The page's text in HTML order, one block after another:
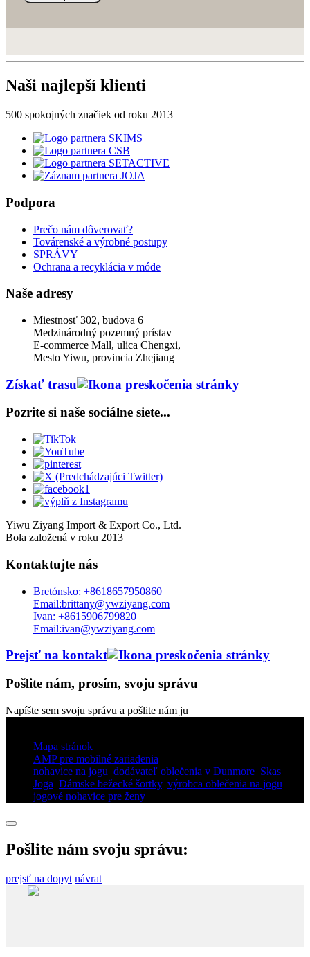
Naši najlepší klienti
500 spokojných značiek od roku 2013
Podpora
Prečo nám dôverovať?
Továrenské a výrobné postupy
SPRÁVY
Ochrana a recyklácia v móde
Naše adresy
Miestnosť 302, budova 6
Medzinárodný pozemný prístav
E-commerce Mall, ulica Chengxi,
Mesto Yiwu, provincia Zhejiang
Získať trasu
Pozrite si naše sociálne siete...
Yiwu Ziyang Import & Export Co., Ltd.
Bola založená v roku 2013
Kontaktujte nás
Bretónsko: +8618657950860
Email:brittany@ywziyang.com
Ivan: +8615906799820
Email:ivan@ywziyang.com
Prejsť na kontakt
Pošlite nám, prosím, svoju správu
Napíšte sem svoju správu a pošlite nám ju
Mapa stránok
AMP pre mobilné zariadenia
nohavice na jogu dodávateľ oblečenia v Dunmore Skas
Joga Dámske bežecké šortky, výrobca oblečenia na jogu
jogové nohavice pre ženy,
Pošlite nám svoju správu:
prejsť na dopyt návrat